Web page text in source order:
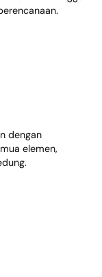
dengan
elemen,